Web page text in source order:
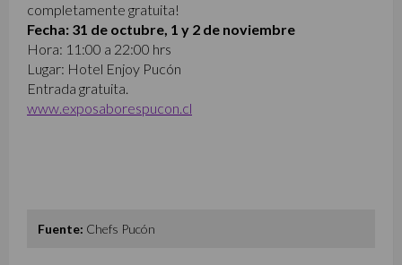
completamente gratuita!
Fecha: 31 de octubre, 1 y 2 de noviembre
Hora: 11:00 a 22:00 hrs
Lugar: Hotel Enjoy Pucón
Entrada gratuita.
www.exposaborespucon.cl
Fuente: Chefs Pucón